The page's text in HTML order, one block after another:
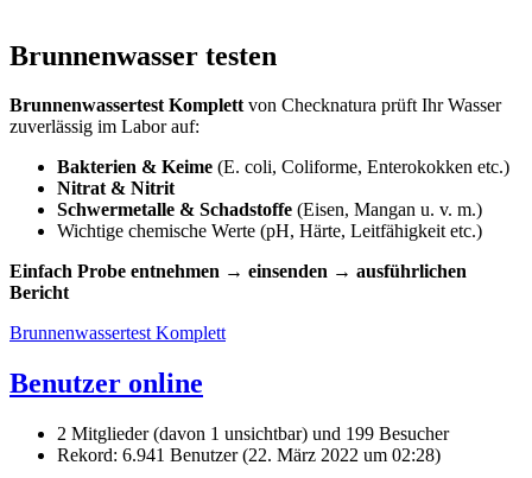
Brunnenwasser testen
Brunnenwassertest Komplettvon Checknatura prüft Ihr Wasser
zuverlässig im Labor auf:
Bakterien & Keime (E. coli, Coliforme, Enterokokken etc.)
Nitrat & Nitrit
Schwermetalle & Schadstoffe (Eisen, Mangan u. v. m.)
Wichtige chemische Werte (pH, Härte, Leitfähigkeit etc.)
Einfach Probe entnehmen → einsenden → ausführlichen
Bericht
Brunnenwassertest Komplett
Benutzer online
2 Mitglieder (davon 1 unsichtbar) und 199 Besucher
Rekord: 6.941 Benutzer (22. März 2022 um 02:28)